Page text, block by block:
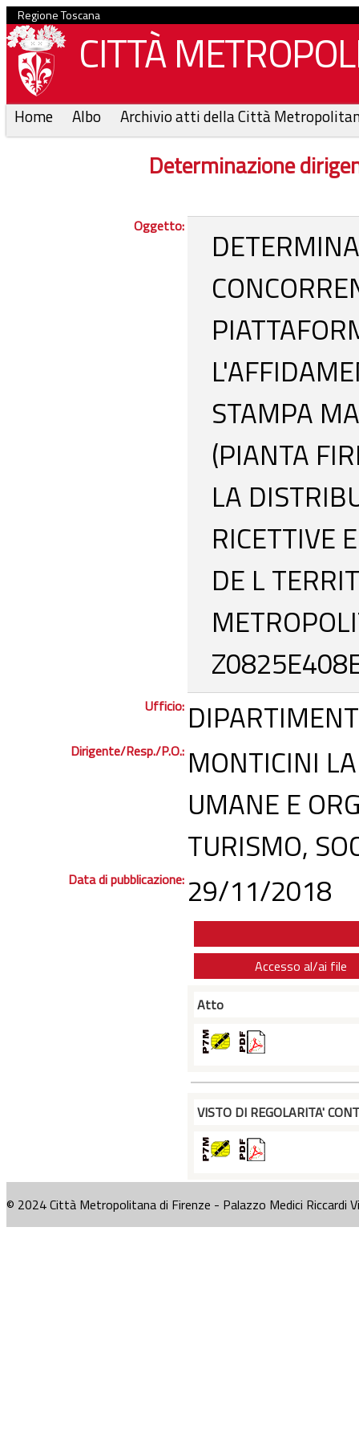
Regione Toscana
CITTÀ
Home Albo Archivio atti della Città
Determinazione
Oggetto:
STAMPA
(PIANTA
LA
RICETTIVE
DE L
Ufficio:
Dirigente/Resp./P.O.: MONTICINI
UMANE E
TURISMO,
Data di pubblicazione: 29/11/2018
Accesso al/ai file
Atto
VISTO DI REGOLARITA'
© 2024 Città Metropolitana di Firenze - Palazzo Medici Riccardi